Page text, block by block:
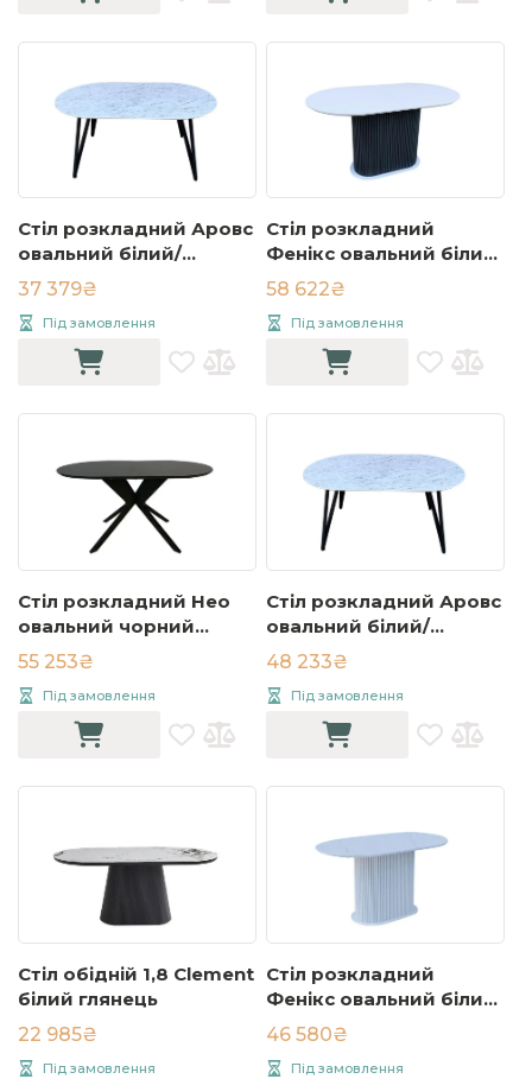
Стіл розкладний Аровс
овальний білий/
чорний 120х80 (HPL)
37 379₴
Під замовлення
Стіл розкладний
Фенікс овальний білий/
чорний 160x80 (HPL)
58 622₴
Під замовлення
Стіл розкладний Нео
овальний чорний
160x80 (HPL)
55 253₴
Під замовлення
Стіл розкладний Аровс
овальний білий/
чорний 160х80 (HPL)
48 233₴
Під замовлення
Стіл обідній 1,8 Clement
білий глянець
22 985₴
Під замовлення
Стіл розкладний
Фенікс овальний білий
120x80 (HPL)
46 580₴
Під замовлення